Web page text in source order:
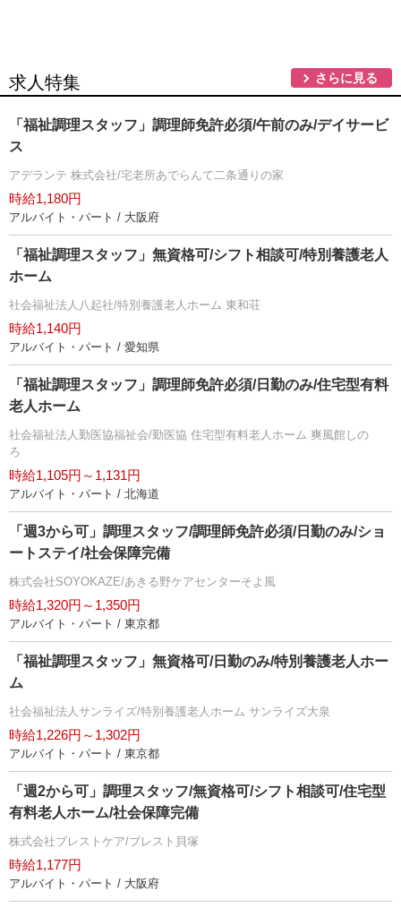
求人特集 さらに見る
「福祉調理スタッフ」調理師免許必須/午前のみ/デイサービ
ス
アデランテ 株式会社/宅老所あでらんて二条通りの家
時給1,180円
アルバイト・パート / 大阪府
「福祉調理スタッフ」無資格可/シフト相談可/特別養護老人
ホーム
社会福祉法人八起社/特別養護老人ホーム 東和荘
時給1,140円
アルバイト・パート / 愛知県
「福祉調理スタッフ」調理師免許必須/日勤のみ/住宅型有料
老人ホーム
社会福祉法人勤医協福祉会/勤医協 住宅型有料老人ホーム 爽風館しの
ろ
時給1,105円～1,131円
アルバイト・パート / 北海道
「週3から可」調理スタッフ/調理師免許必須/日勤のみ/ショ
ートステイ/社会保障完備
株式会社SOYOKAZE/あきる野ケアセンターそよ風
時給1,320円～1,350円
アルバイト・パート / 東京都
「福祉調理スタッフ」無資格可/日勤のみ/特別養護老人ホー
ム
社会福祉法人サンライズ/特別養護老人ホーム サンライズ大泉
時給1,226円～1,302円
アルバイト・パート / 東京都
「週2から可」調理スタッフ/無資格可/シフト相談可/住宅型
有料老人ホーム/社会保障完備
株式会社ブレストケア/ブレスト貝塚
時給1,177円
アルバイト・パート / 大阪府